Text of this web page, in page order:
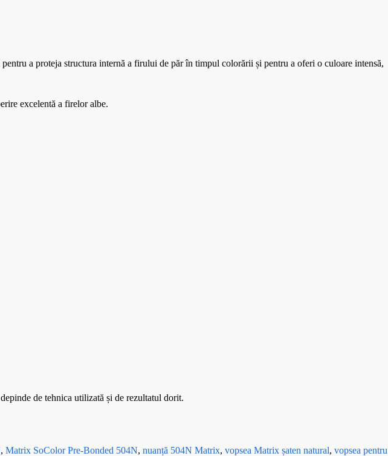
a proteja structura internă a firului de păr în timpul colorării și pentru a oferi o culoare intensă,
excelentă a firelor albe.
de tehnica utilizată și de rezultatul dorit.
, Matrix SoColor Pre-Bonded 504N, nuanță 504N Matrix, vopsea Matrix șaten natural, vopsea pentru